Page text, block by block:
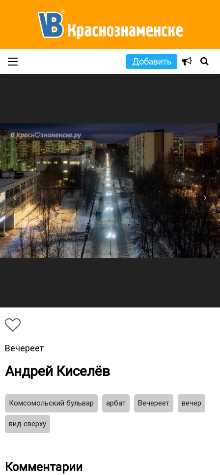
Добавить
Вечереет
Андрей Киселёв
Комсомольский бульвар арбат Вечереет вечер
вид сверху
Комментарии